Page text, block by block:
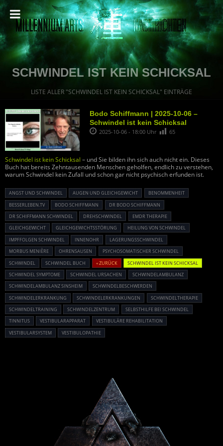
SCHWINDEL IST KEIN SCHICKSAL
LISTE ALLER "SCHWINDEL IST KEIN SCHICKSAL" EINTRÄGE
Bodo Schiffmann | 2025-10-06 –
Schwindel ist kein Schicksal
2025-10-06 - 18:00 Uhr 65
Schwindel ist kein Schicksal – und Sie bilden ihn sich auch nicht ein. Dieses
Buch hat bereits Zehntausenden Menschen geholfen, endlich zu verstehen,
warum Schwindel kein Zufall und schon gar nicht psychisch erfunden ist.
ANGST UND SCHWINDEL AUGEN UND GLEICHGEWICHT
BENOMMENHEIT
BESSERLEBEN.TV
BODO SCHIFFMANN
DR BODO SCHIFFMANN
DR SCHIFFMANN SCHWINDEL
DREHSCHWINDEL
EMDR THERAPIE
GLEICHGEWICHT
GLEICHGEWICHTSSTÖRUNG
HEILUNG VON SCHWINDEL
IMPFFOLGEN SCHWINDEL
INNENOHR
LAGERUNGSSCHWINDEL
MORBUS MENIÈRE
OHRENSAUSEN
PSYCHOSOMATISCHER SCHWINDEL
SCHWINDEL
SCHWINDEL BUCH « ZURÜCK
SCHWINDEL IST KEIN SCHICKSAL
SCHWINDEL SYMPTOME
SCHWINDEL URSACHEN
SCHWINDELAMBULANZ
SCHWINDELAMBULANZ SINSHEIM
SCHWINDELBESCHWERDEN
SCHWINDELERKRANKUNG
SCHWINDELERKRANKUNGEN
SCHWINDELTHERAPIE
SCHWINDELTRAINING
SCHWINDELZENTRUM
SELBSTHILFE BEI SCHWINDEL
TINNITUS
VESTIBULARAPPARAT
VESTIBULÄRE REHABILITATION
VESTIBULARSYSTEM
VESTIBULOPATHIE
Powered By :